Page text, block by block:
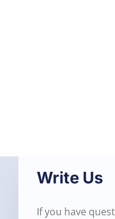
Write Us
If you have